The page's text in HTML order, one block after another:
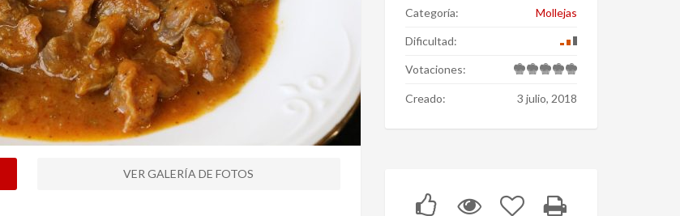
VER GALERÍA DE FOTOS
Categoría: Mollejas
Dificultad:
Votaciones:
Creado: 3 julio, 2018